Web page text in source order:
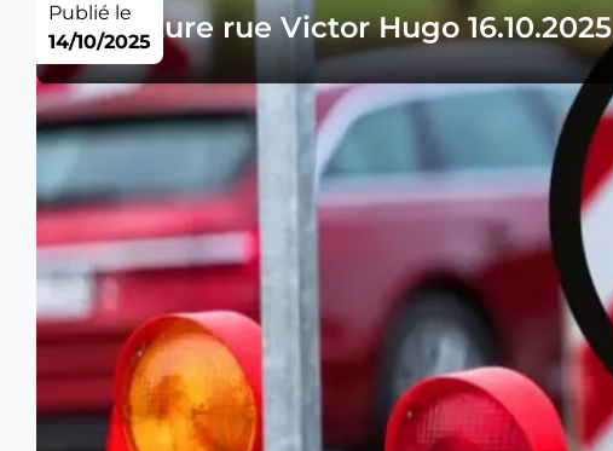
Fermeture rue Victor Hugo 16.10.2025
Publié le
14/10/2025